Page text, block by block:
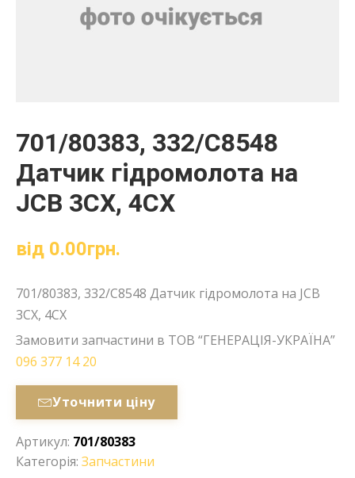
701/80383, 332/C8548
Датчик гідромолота на
JCB 3CX, 4CX
від 0.00грн.
701/80383, 332/C8548 Датчик гідромолота на JCB
3CX, 4CX
Замовити запчастини в ТОВ “ГЕНЕРАЦІЯ-УКРАЇНА”
096 377 14 20
Уточнити ціну
Артикул: 701/80383
Категорія: Запчастини